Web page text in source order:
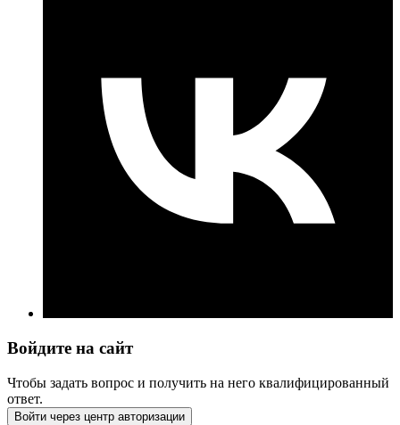
Войдите на сайт
Чтобы задать вопрос и получить на него квалифицированный
ответ.
Войти через центр авторизации